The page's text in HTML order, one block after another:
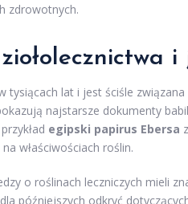
zdrowotnych.
i
tysiącach lat i jest ściśle
najstarsze dokumenty
egipski papirus Ebersa
właściwościach roślin.
o roślinach leczniczych mieli
późniejszych odkryć